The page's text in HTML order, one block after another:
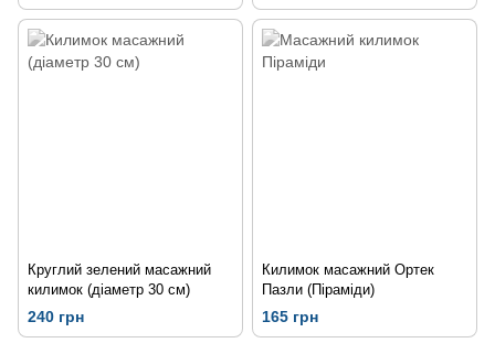
Круглий зелений масажний
килимок (діаметр 30 см)
240 грн
Килимок масажний Ортек
Пазли (Піраміди)
165 грн